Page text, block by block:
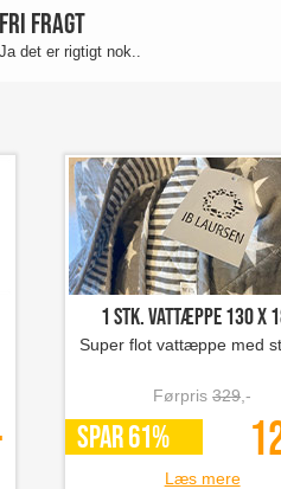
FRI FRAGT
Ja det er rigtigt nok..
1 stk. vattæppe 130 x
Super flot vattæppe med
Førpris329 ,-
SPAR 61%
Læs mere